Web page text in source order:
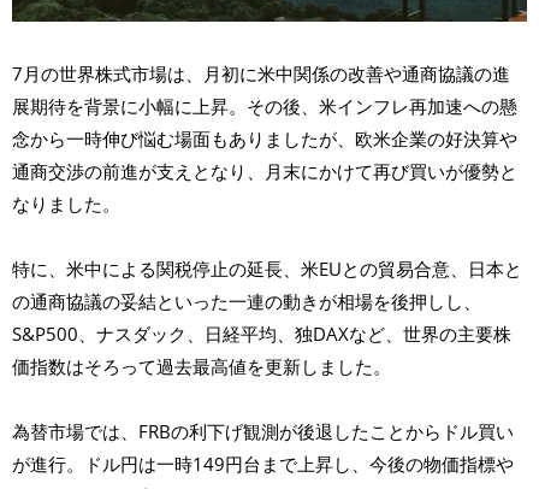
7月の世界株式市場は、月初に米中関係の改善や通商協議の進
展期待を背景に小幅に上昇。その後、米インフレ再加速への懸
念から一時伸び悩む場面もありましたが、欧米企業の好決算や
通商交渉の前進が支えとなり、月末にかけて再び買いが優勢と
なりました。
特に、米中による関税停止の延長、米EUとの貿易合意、日本と
の通商協議の妥結といった一連の動きが相場を後押しし、
S&P500、ナスダック、日経平均、独DAXなど、世界の主要株
価指数はそろって過去最高値を更新しました。
為替市場では、FRBの利下げ観測が後退したことからドル買い
が進行。ドル円は一時149円台まで上昇し、今後の物価指標や